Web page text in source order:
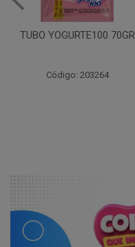
TUBO YOGURTE100 70GR
Código: 203264